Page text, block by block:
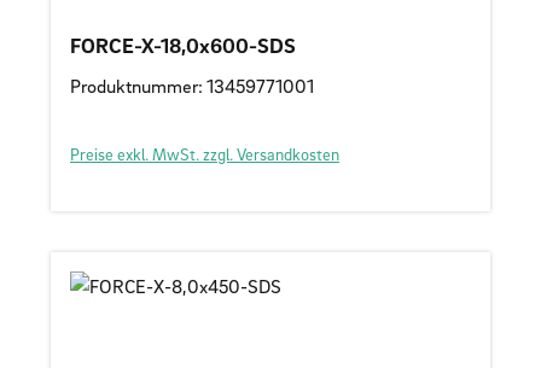
FORCE-X-18,0x600-SDS
Produktnummer: 13459771001
Preise exkl. MwSt. zzgl. Versandkosten